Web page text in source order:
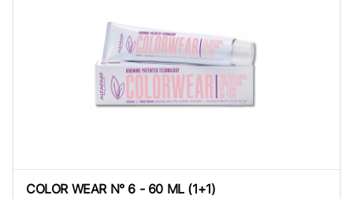
COLOR WEAR N° 6 - 60 ML (1+1)